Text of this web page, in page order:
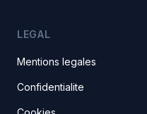
LEGAL
Mentions legales
Confidentialite